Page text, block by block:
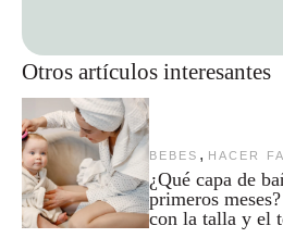
Otros artículos interesantes
BEBES , HACER
¿Qué capa de
primeros
con la talla y el